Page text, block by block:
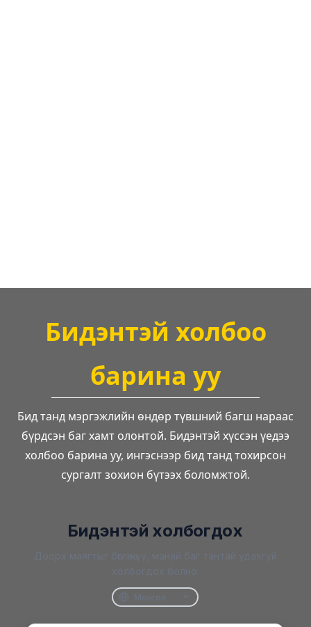
Бидэнтэй холбоо
барина уу
Бид танд мэргэжлийн өндөр түвшний багш нараас
бүрдсэн баг хамт олонтой. Бидэнтэй хүссэн үедээ
холбоо барина уу, ингэснээр бид танд тохирсон
сургалт зохион бүтээх боломжтой.